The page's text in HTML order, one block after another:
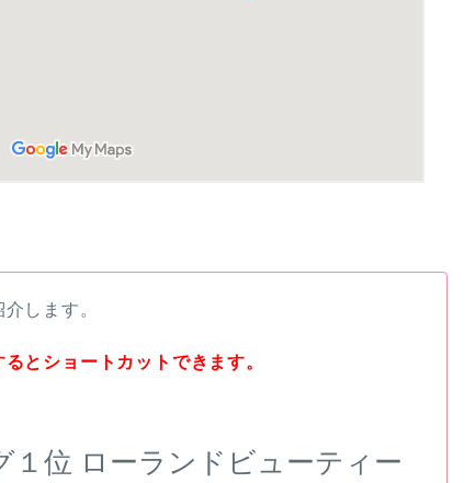
します。
とショートカットできます。
１位 ローランドビューティー